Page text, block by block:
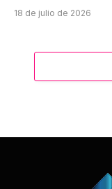
18 de julio de 2026